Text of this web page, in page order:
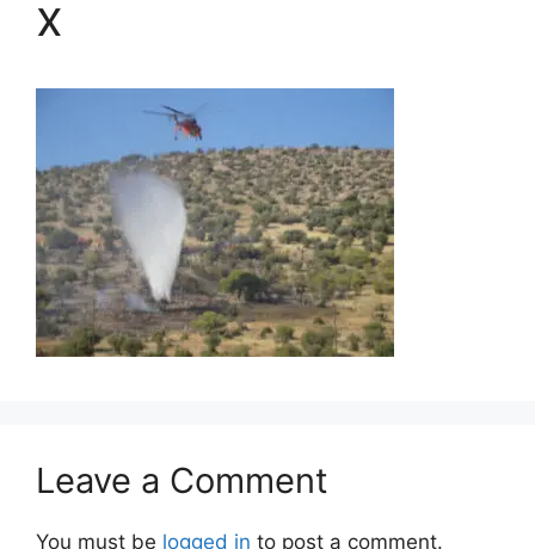
x
Leave a Comment
You must be logged in to post a comment.